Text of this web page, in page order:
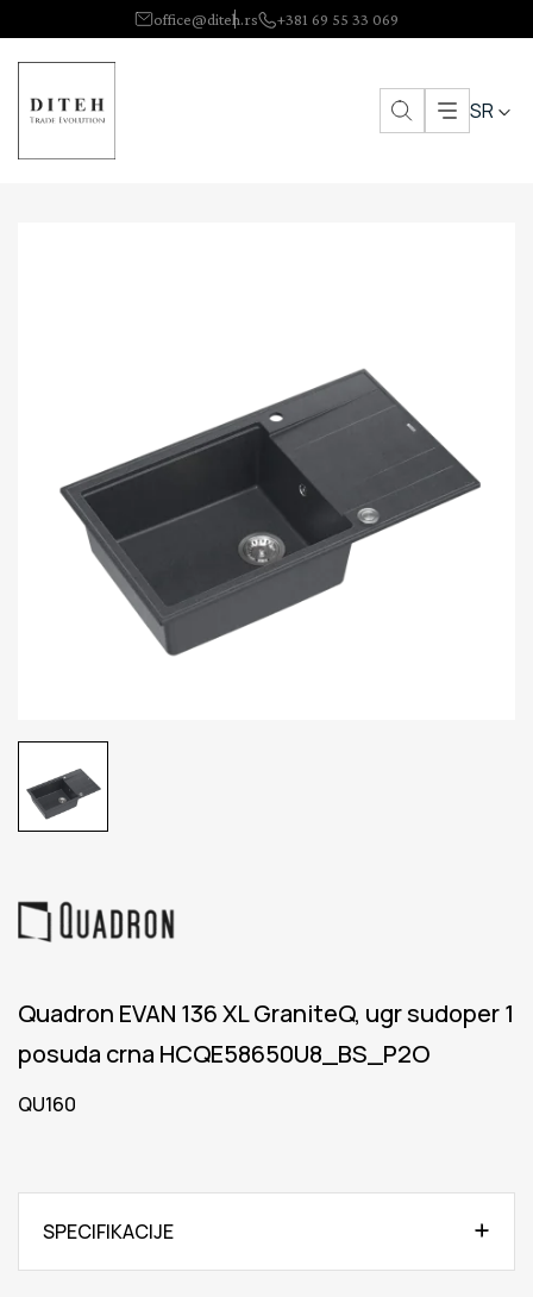
office@diteh.rs +381 69 55 33 069
SR
Quadron EVAN 136 XL GraniteQ, ugr sudoper 1
posuda crna HCQE58650U8_BS_P2O
QU160
SPECIFIKACIJE